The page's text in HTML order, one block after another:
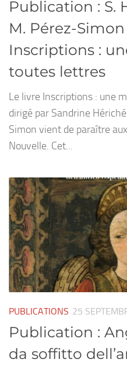
Publication : S.
M. Pérez-Simon
Inscriptions :
toutes lettres
Le livre Inscriptions : une
dirigé par Sandrine
Simon vient de paraître
Nouvelle. Cet...
PUBLICATIONS 25
Publication :
da soffitto